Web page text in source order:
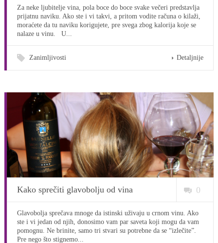
Za neke ljubitelje vina, pola boce do boce svake večeri predstavlja
prijatnu naviku. Ako ste i vi takvi, a pritom vodite računa o kilaži,
moraćete da tu naviku korigujete, pre svega zbog kalorija koje se
nalaze u vinu. U...
Detaljnije
Zanimljivosti
0
Kako sprečiti glavobolju od vina
Glavobolja sprečava mnoge da istinski uživaju u crnom vinu. Ako
ste i vi jedan od njih, donosimo vam par saveta koji mogu da vam
pomognu. Ne brinite, samo tri stvari su potrebne da se “izlečite”.
Pre nego što stignemo...